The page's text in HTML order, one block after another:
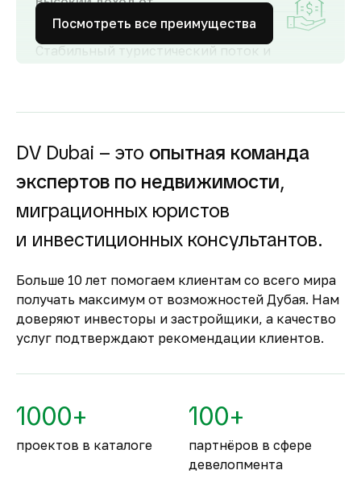
аренды
Стабильный туристический поток и
доходность для инвесторов как от
аренды.
строящуюся
недвижимость
Оплата за объект поступает на эскроу-счёт.
Застройщик сможет получить с него деньги
только после ввода объекта в
Комфортное и
безопасное место для
жизни
По уровню безопасности жизни
занимают второе место в мире.
Посмотреть все преимущества
DV Dubai – это опытная команда
экспертов по недвижимости,
миграционных юристов
и инвестиционных консультантов.
Больше 10 лет помогаем клиентам со всего мира
получать максимум от возможностей Дубая. Нам
доверяют инвесторы и застройщики, а качество
услуг подтверждают рекомендации клиентов.
1000+
проектов в каталоге
100+
партнёров в сфере
девелопмента